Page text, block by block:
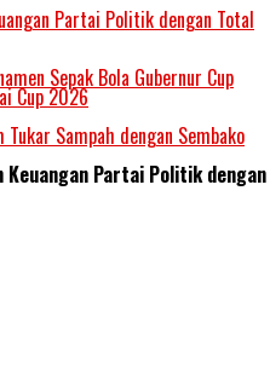
Partai Politik dengan Total
Sepak Bola Gubernur Cup
Cup 2026
Sampah dengan Sembako
Partai Politik dengan